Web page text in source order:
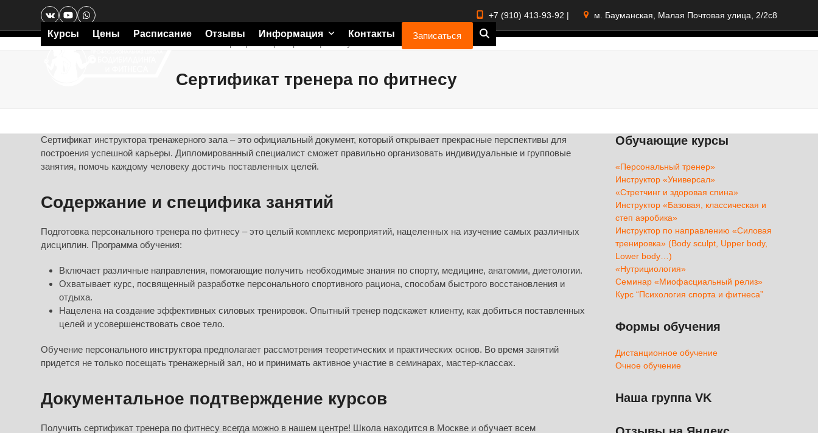
content
VK YouTubeWhatsapp +7 (910) 413-93-92 | м. Бауманская, Малая Почтовая улица, 2/2с8
Курсы Цены Расписание Отзывы Информация Контакты Записаться
Сертификат тренера по фитнесу
Сертификат инструктора тренажерного зала – это официальный документ, который открывает прекрасные перспективы для
построения успешной карьеры. Дипломированный специалист сможет правильно организовать индивидуальные и групповые
занятия, помочь каждому человеку достичь поставленных целей.
Содержание и специфика занятий
Подготовка персонального тренера по фитнесу – это целый комплекс мероприятий, нацеленных на изучение самых различных
дисциплин. Программа обучения:
Включает различные направления, помогающие получить необходимые знания по спорту, медицине, анатомии, диетологии.
Охватывает курс, посвященный разработке персонального спортивного рациона, способам быстрого восстановления и
отдыха.
Нацелена на создание эффективных силовых тренировок. Опытный тренер подскажет клиенту, как добиться поставленных
целей и усовершенствовать свое тело.
Обучение персонального инструктора предполагает рассмотрения теоретических и практических основ. Во время занятий
придется не только посещать тренажерный зал, но и принимать активное участие в семинарах, мастер-классах.
Документальное подтверждение курсов
Получить сертификат тренера по фитнесу всегда можно в нашем центре! Школа находится в Москве и обучает всем
Обучающие курсы
«Персональный тренер»
Инструктор «Универсал»
«Стретчинг и здоровая спина»
Инструктор «Базовая, классическая и
степ аэробика»
Инструктор по направлению «Силовая
тренировка» (Body sculpt, Upper body,
Lower body…)
«Нутрициология»
Семинар «Миофасциальный релиз»
Курс “Психология спорта и фитнеса”
Формы обучения
Дистанционное обучение
Очное обучение
Наша группа VK